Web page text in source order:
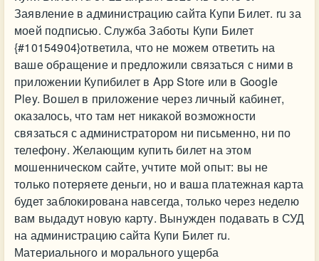
Заявление в администрацию сайта Купи Билет. ru за
моей подписью. Служба Заботы Купи Билет
{#10154904}ответила, что не можем ответить на
ваше обращение и предложили связаться с ними в
приложении Купибилет в App Store или в Google
Pley. Вошел в приложение через личный кабинет,
оказалось, что там нет никакой возможности
связаться с администратором ни письменно, ни по
телефону. Желающим купить билет на этом
мошенническом сайте, учтите мой опыт: вы не
только потеряете деньги, но и ваша платежная карта
будет заблокирована навсегда, только через неделю
вам выдадут новую карту. Вынужден подавать в СУД
на администрацию сайта Купи Билет ru.
Материального и морального ущерба